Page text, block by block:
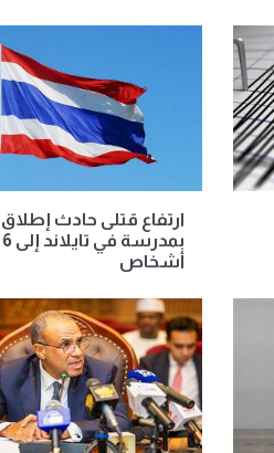
ارتفاع قتلى حادث إطلاق
بمدرسة في تايلاند إلى 6
أشخاص